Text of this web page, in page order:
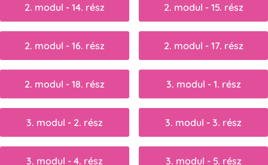
2. modul - 14. rész 2. modul - 15. rész
2. modul - 16. rész 2. modul - 17. rész
2. modul - 18. rész 3. modul - 1. rész
3. modul - 2. rész 3. modul - 3. rész
3. modul - 4. rész 3. modul - 5. rész